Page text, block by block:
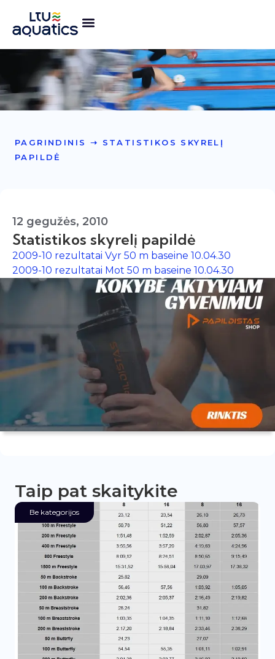
PAGRINDINIS ➝ STATISTIKOS SKYRELĮ
PAPILDĖ
12 gegužės, 2010
Statistikos skyrelį papildė
2009-10 rezultatai Vyr 50 m baseine 10.04.30
2009-10 rezultatai Mot 50 m baseine 10.04.30
Taip pat skaitykite
Be kategorijos